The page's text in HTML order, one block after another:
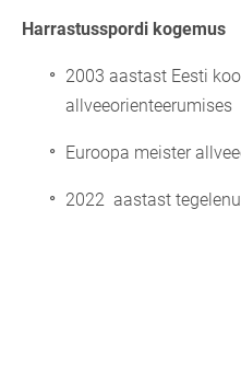
Harrastusspordi kogemus
2003 aastast Eesti
allveeorienteerumises
Euroopa meister
2022 aastast